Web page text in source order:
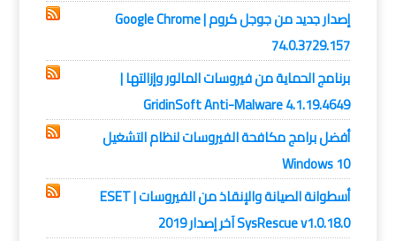
إصدار جديد من جوجل كروم | Google Chrome
74.0.3729.157
برنامج الحماية من فيروسات المالور وإزالتها |
GridinSoft Anti-Malware 4.1.19.4649
أفضل برامج مكافحة الفيروسات لنظام التشغيل
Windows 10
أسطوانة الصيانة والإنقاذ من الفيروسات | ESET
SysRescue v1.0.18.0 آخر إصدار 2019